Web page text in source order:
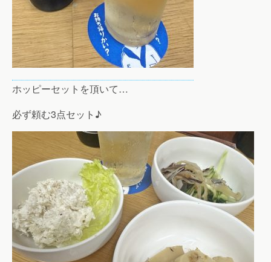
ホッピーセットを頂いて…
必ず頼む3点セット♪